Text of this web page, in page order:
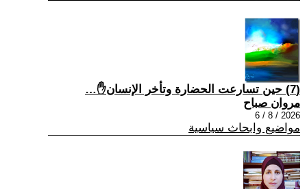
(7) حين تسارعت الحضارة وتأخر الإنسان✋…
مروان صباح
2026 / 8 / 6
مواضيع وابحاث سياسية